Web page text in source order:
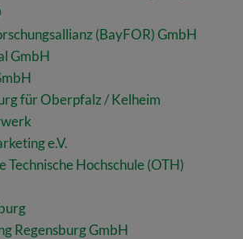
(BayFOR) GmbH
GmbH
für Oberpfalz / Kelheim
e.V.
Technische Hochschule (OTH)
Regensburg GmbH